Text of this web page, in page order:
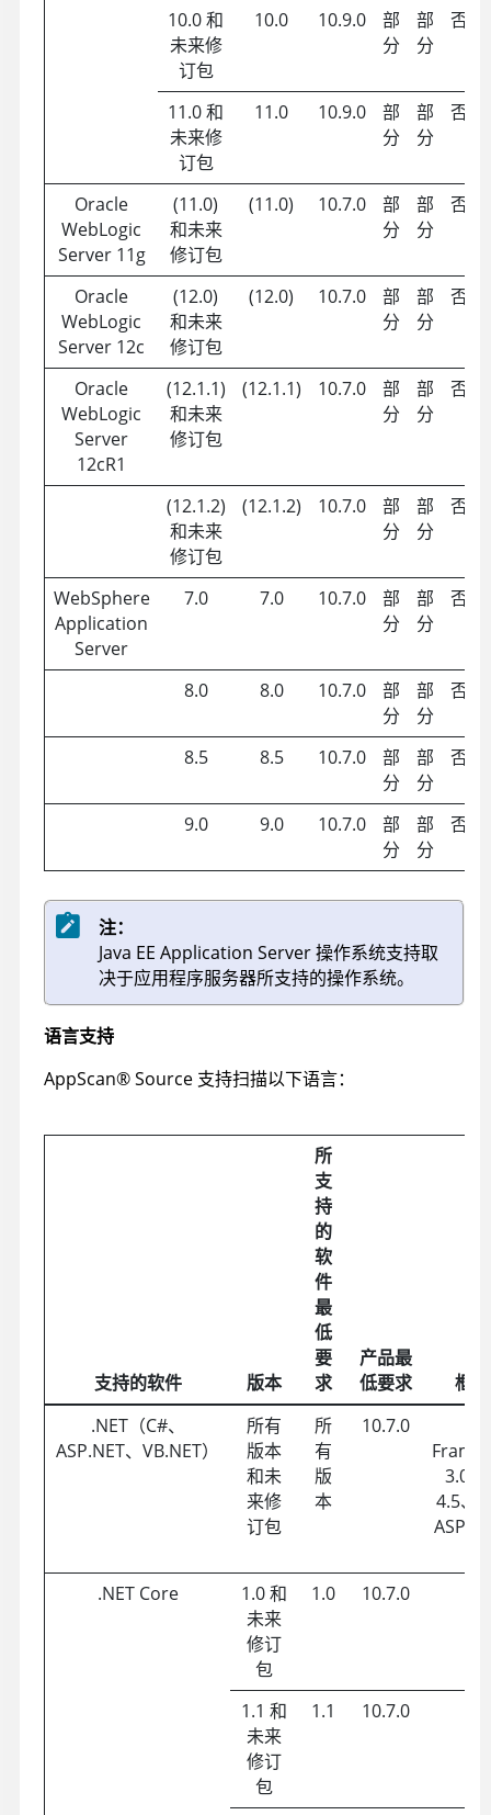
10.0 和
未来修
订包
10.0 10.9.0
部
分
部
分
否
11.0 和
未来修
订包
11.0 10.9.0
部
分
部
分
否
Oracle
WebLogic
Server 11g
(11.0)
和未来
修订包
(11.0) 10.7.0
部
分
部
分
否
Oracle
WebLogic
Server 12c
(12.0)
和未来
修订包
(12.0) 10.7.0
部
分
部
分
否
Oracle
WebLogic
Server
12cR1
(12.1.1)
和未来
修订包
(12.1.1) 10.7.0
部
分
部
分
否
(12.1.2)
和未来
修订包
(12.1.2) 10.7.0
部
分
部
分
否
WebSphere
Application
Server
7.0 7.0 10.7.0
部
分
部
分
否
8.0 8.0 10.7.0
部
分
部
分
否
8.5 8.5 10.7.0
部
分
部
分
否
9.0 9.0 10.7.0
部
分
部
分
否
注：
Java EE Application Server 操作系统支持取
决于应用程序服务器所支持的操作系统。
语言支持
AppScan®Source 支持扫描以下语言：
支持的软件 版本
所
支
持
的
软
件
最
低
要
求
产品最
低要求
框
.NET（C#、
ASP.NET、VB.NET）
所有
版本
和未
来修
订包
所
有
版
本
10.7.0
3.0
4.5、
ASP
.NET Core
1.0 和
未来
修订
包
1.0 10.7.0
1.1 和
未来
修订
包
1.1 10.7.0